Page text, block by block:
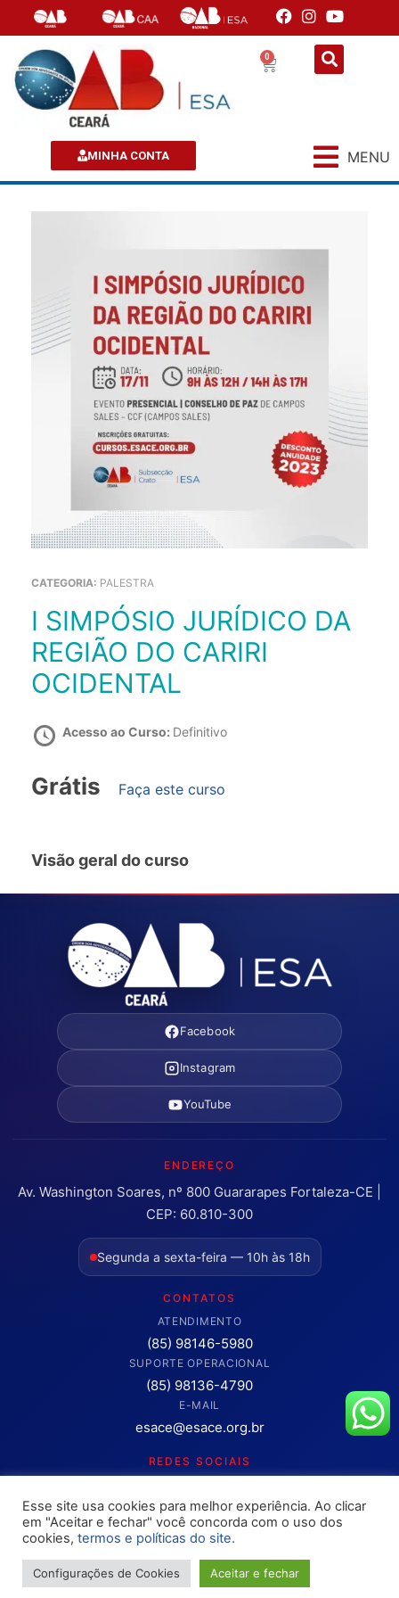
0
MINHA CONTA MENU
CATEGORIA: PALESTRA
I SIMPÓSIO JURÍDICO DA
REGIÃO DO CARIRI
OCIDENTAL
Acesso ao Curso: Definitivo
Grátis Faça este curso
Visão geral do curso
Facebook
Instagram
YouTube
ENDEREÇO
Av. Washington Soares, nº 800 Guararapes Fortaleza-CE |
CEP: 60.810-300
Segunda a sexta-feira — 10h às 18h
CONTATOS
ATENDIMENTO
(85) 98146-5980
SUPORTE OPERACIONAL
(85) 98136-4790
E-MAIL
esace@esace.org.br
REDES SOCIAIS
Clique para abrir os canais oficiais.
Copyright © 2025 – OAB ESA-CE. Todos os direitos reservados
Site desenvolvimento pelaRokket / Ethics Ventures
Esse site usa cookies para melhor experiência. Ao clicar
em "Aceitar e fechar" você concorda com o uso dos
cookies, termos e políticas do site.
Configurações de Cookies Aceitar e fechar